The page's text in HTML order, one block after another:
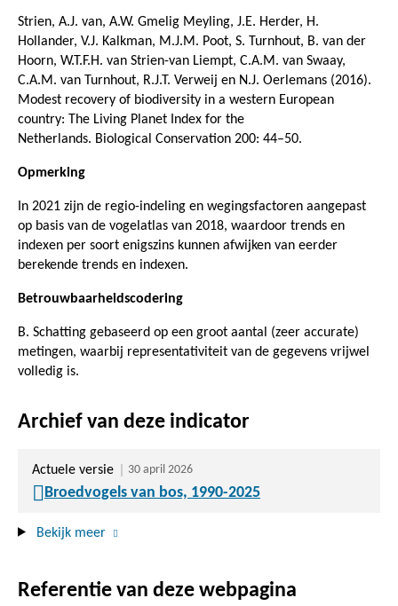
Strien, A.J. van, A.W. Gmelig Meyling, J.E. Herder, H.
Hollander, V.J. Kalkman, M.J.M. Poot, S. Turnhout, B. van der
Hoorn, W.T.F.H. van Strien-van Liempt, C.A.M. van Swaay,
C.A.M. van Turnhout, R.J.T. Verweij en N.J. Oerlemans (2016).
Modest recovery of biodiversity in a western European
country: The Living Planet Index for the
Netherlands. Biological Conservation 200: 44–50.
Opmerking
In 2021 zijn de regio-indeling en wegingsfactoren aangepast
op basis van de vogelatlas van 2018, waardoor trends en
indexen per soort enigszins kunnen afwijken van eerder
berekende trends en indexen.
Betrouwbaarheidscodering
B. Schatting gebaseerd op een groot aantal (zeer accurate)
metingen, waarbij representativiteit van de gegevens vrijwel
volledig is.
Archief van deze indicator
Actuele versie 30 april 2026
Broedvogels van bos, 1990-2025
Bekijk meer
Referentie van deze webpagina